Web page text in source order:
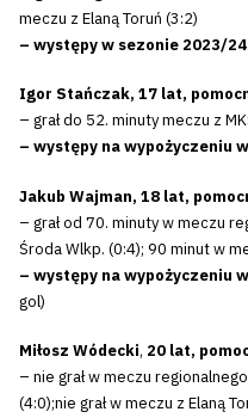
meczu z Elaną Toruń (3:2)
– występy w sezonie 2023/
Igor Stańczak, 17 lat,
– grał do 52. minuty meczu z
– występy na wypożyczeniu
Jakub Wajman, 18 lat,
– grał od 70. minuty w meczu
Środa Wlkp. (0:4); 90 minut w
– występy na wypożyczeniu
gol)
Miłosz Wódecki, 20 lat,
– nie grał w meczu
(4:0);nie grał w meczu z Elaną